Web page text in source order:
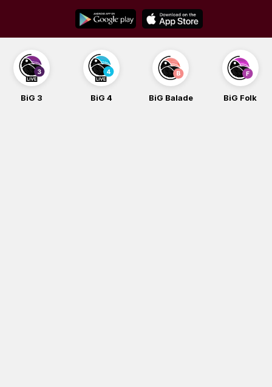
content
BiG 3 BiG 4 BiG Balade BiG Folk